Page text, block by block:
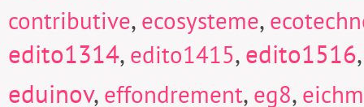
contributive, ecosysteme,
edito1314, edito1415,edito1516
eduinov, effondrement, eg8,